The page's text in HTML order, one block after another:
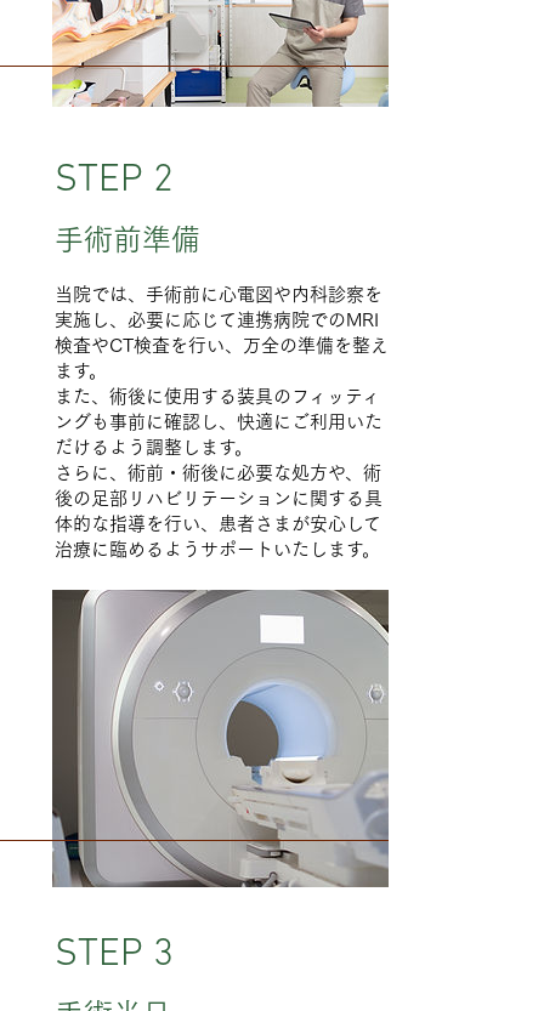
STEP 2
手術前準備
当院では、手術前に心電図や内科診察を
実施し、必要に応じて連携病院でのMRI
検査やCT検査を行い、万全の準備を整え
ます。
また、術後に使用する装具のフィッティ
ングも事前に確認し、快適にご利用いた
だけるよう調整します。
さらに、術前・術後に必要な処方や、術
後の足部リハビリテーションに関する具
体的な指導を行い、患者さまが安心して
治療に臨めるようサポートいたします。
STEP 3